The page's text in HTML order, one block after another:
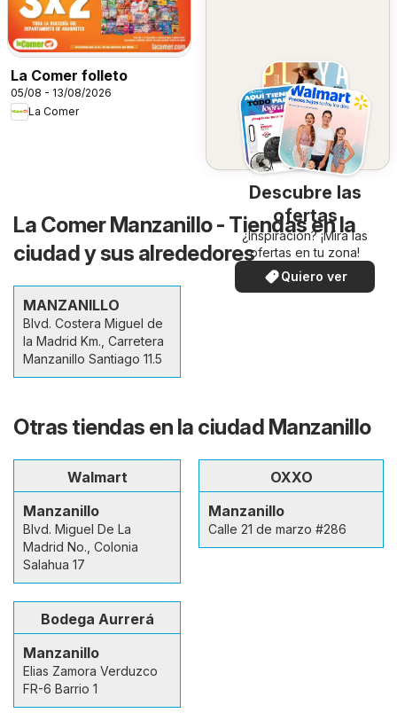
La Comer folleto
05/08 - 13/08/2026
La Comer
Descubre las
ofertas
¿Inspiración? ¡Mira las
ofertas en tu zona!
Quiero ver
La Comer Manzanillo - Tiendas en la
ciudad y sus alrededores
MANZANILLO
Blvd. Costera Miguel de
la Madrid Km., Carretera
Manzanillo Santiago 11.5
Otras tiendas en la ciudad Manzanillo
Walmart
Manzanillo
Blvd. Miguel De La
Madrid No., Colonia
Salahua 17
OXXO
Manzanillo
Calle 21 de marzo #286
Bodega Aurrerá
Manzanillo
Elias Zamora Verduzco
FR-6 Barrio 1